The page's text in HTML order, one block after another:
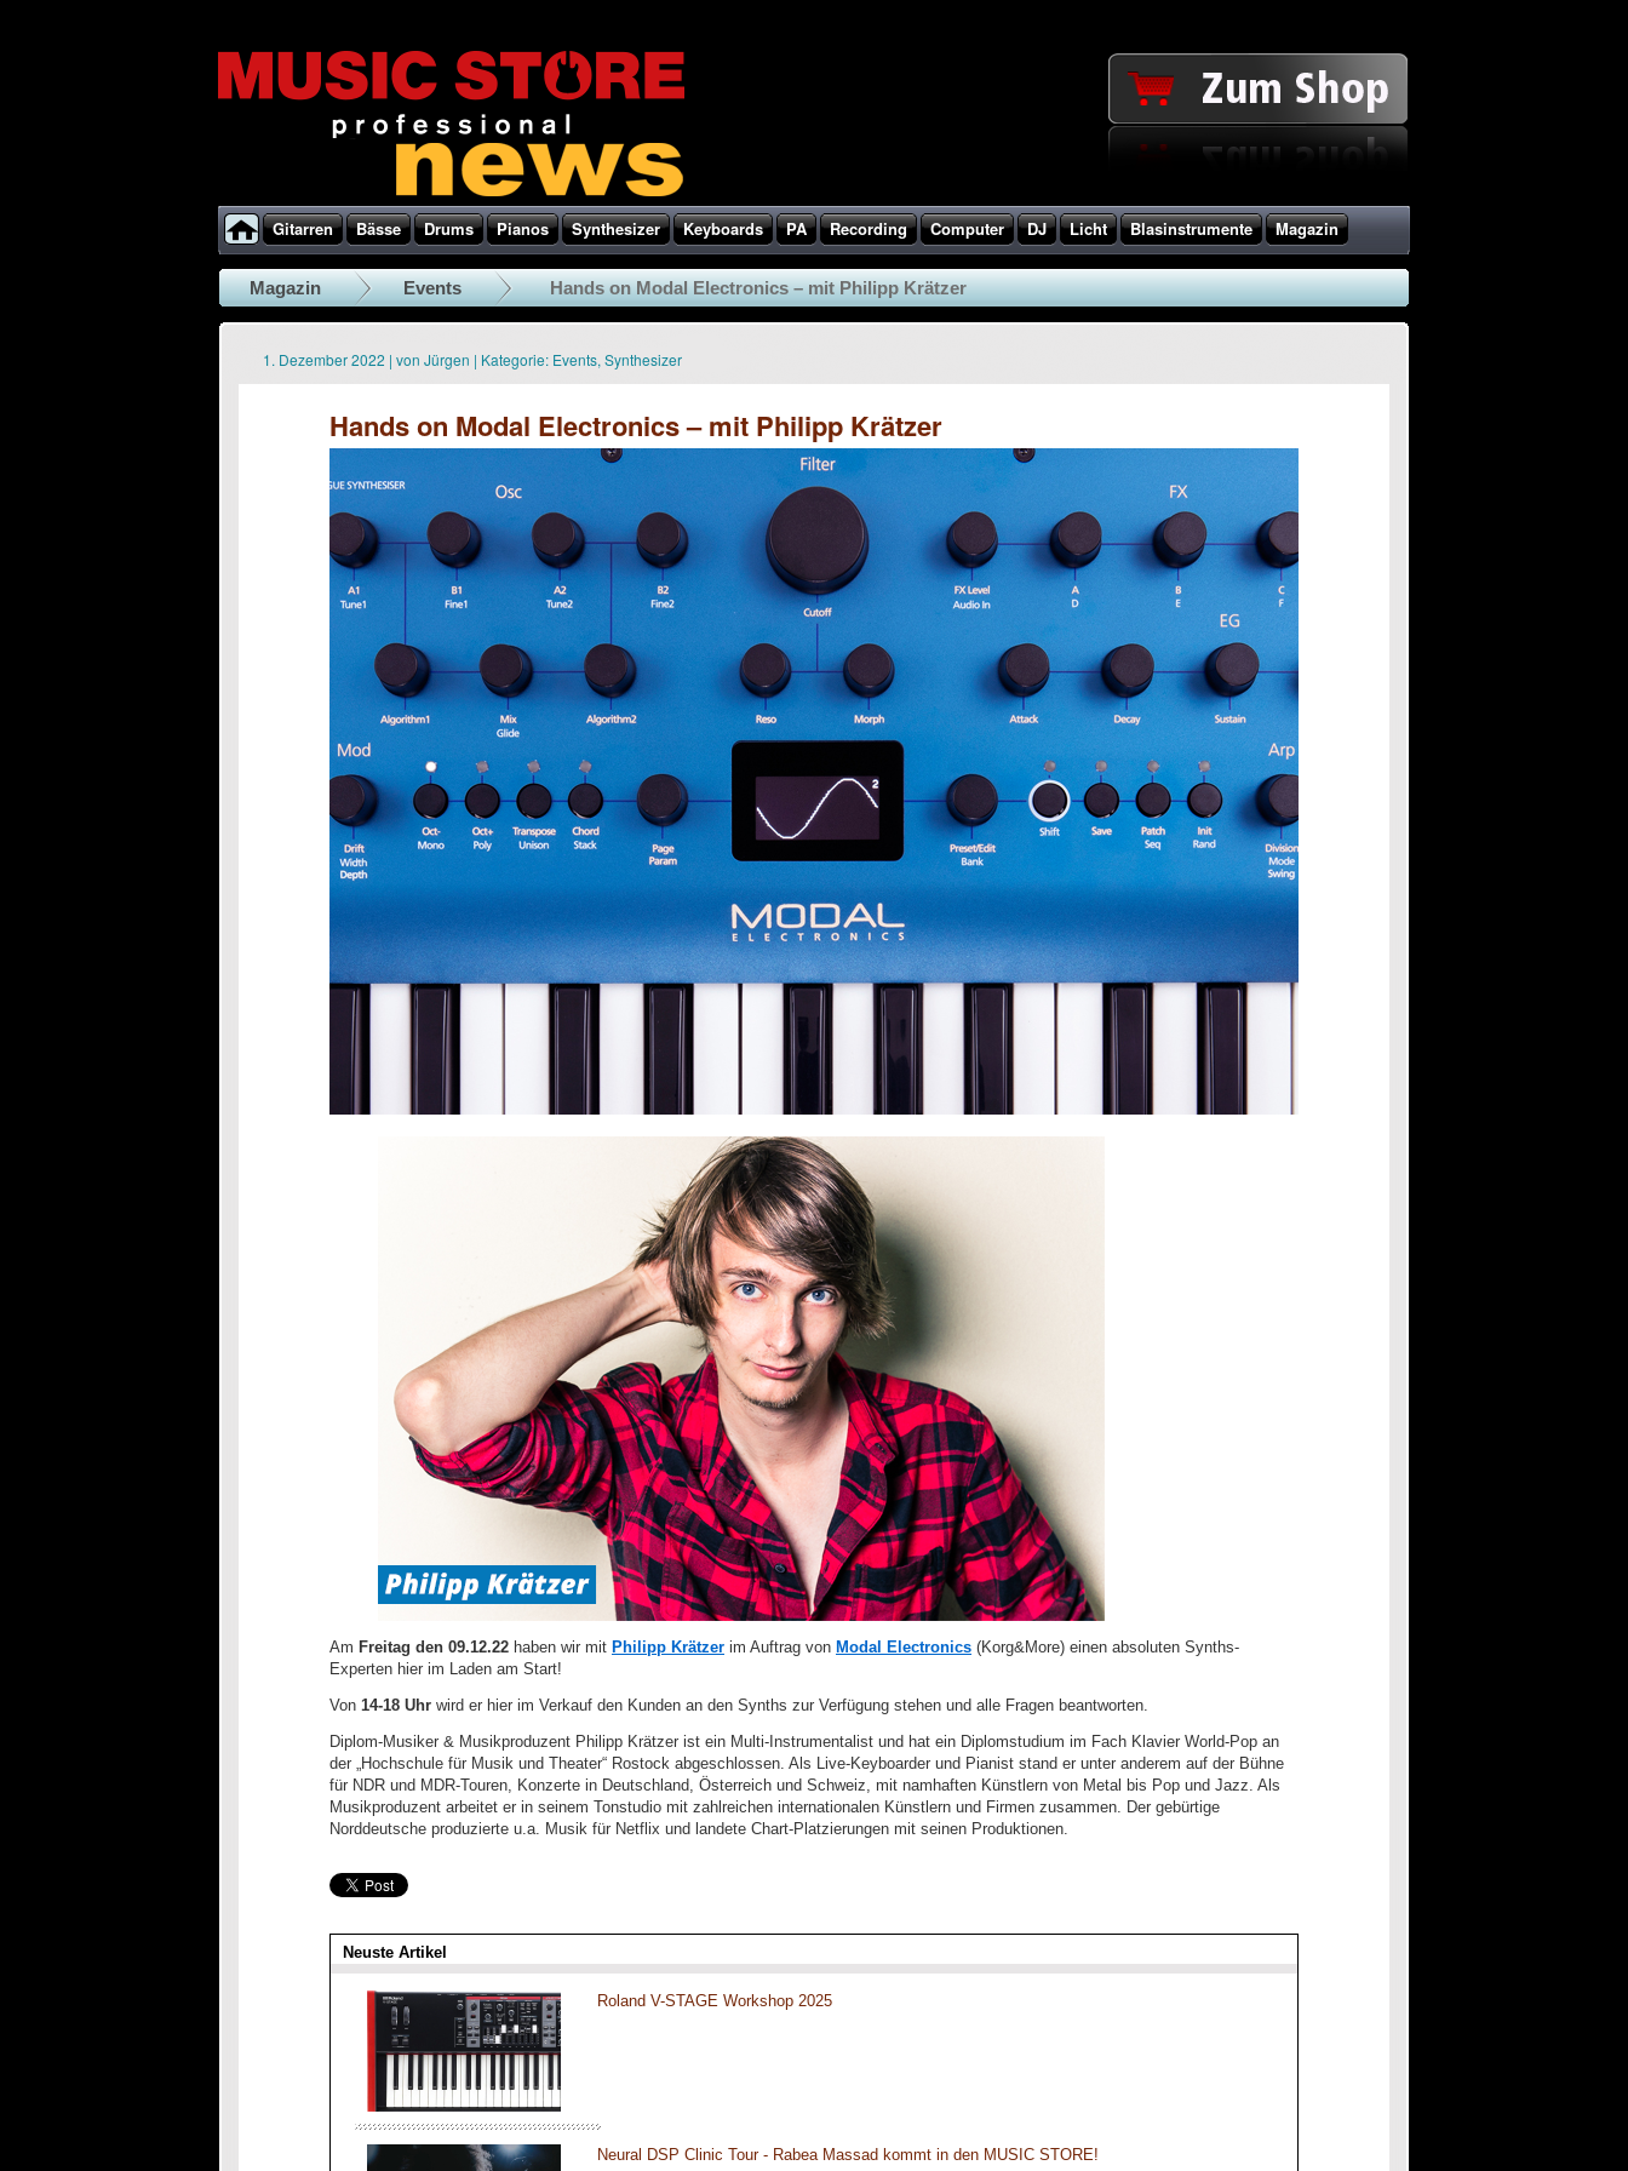
Gitarren Bässe Drums Pianos Synthesizer Keyboards PA Recording Computer DJ Licht Blasinstrumente Magazin
Magazin Events Hands on Modal Electronics – mit Philipp Krätzer
1. Dezember 2022 | von Jürgen | Kategorie: Events, Synthesizer
Hands on Modal Electronics – mit Philipp Krätzer
Am Freitag den 09.12.22 haben wir mit Philipp Krätzer im Auftrag von Modal Electronics (Korg&More) einen absoluten Synths-
Experten hier im Laden am Start!
Von 14-18 Uhr wird er hier im Verkauf den Kunden an den Synths zur Verfügung stehen und alle Fragen beantworten.
Diplom-Musiker & Musikproduzent Philipp Krätzer ist ein Multi-Instrumentalist und hat ein Diplomstudium im Fach Klavier World-Pop an
der „Hochschule für Musik und Theater“ Rostock abgeschlossen. Als Live-Keyboarder und Pianist stand er unter anderem auf der Bühne
für NDR und MDR-Touren, Konzerte in Deutschland, Österreich und Schweiz, mit namhaften Künstlern von Metal bis Pop und Jazz. Als
Musikproduzent arbeitet er in seinem Tonstudio mit zahlreichen internationalen Künstlern und Firmen zusammen. Der gebürtige
Norddeutsche produzierte u.a. Musik für Netflix und landete Chart-Platzierungen mit seinen Produktionen.
Neuste Artikel
Roland V-STAGE Workshop 2025
Neural DSP Clinic Tour - Rabea Massad kommt in den MUSIC STORE!